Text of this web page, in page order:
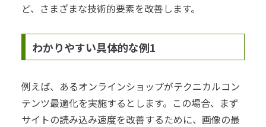
ど、さまざまな技術的要素を改善します。
わかりやすい具体的な例1
例えば、あるオンラインショップがテクニカルコン
テンツ最適化を実施するとします。この場合、まず
サイトの読み込み速度を改善するために、画像の最